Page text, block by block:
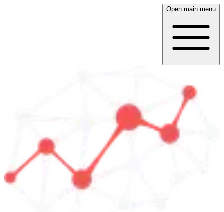
Open main menu